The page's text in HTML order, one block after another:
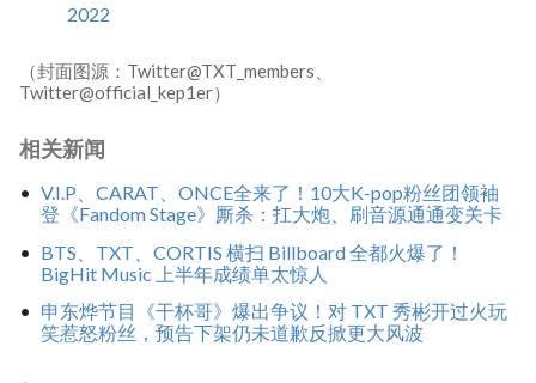
2022
（封面图源：Twitter@TXT_members、
Twitter@official_kep1er）
相关新闻
V.I.P、CARAT、ONCE全来了！10大K-pop粉丝团领袖
登《Fandom Stage》厮杀：扛大炮、刷音源通通变关卡
BTS、TXT、CORTIS 横扫 Billboard 全都火爆了！
BigHit Music 上半年成绩单太惊人
申东烨节目《干杯哥》爆出争议！对 TXT 秀彬开过火玩
笑惹怒粉丝，预告下架仍未道歉反掀更大风波